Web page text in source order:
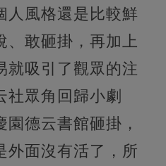
人風格還是比較鮮
、敢砸掛，再加上
就吸引了觀眾的注
社眾角回歸小劇
德云書館砸掛，
外面沒有活了，所